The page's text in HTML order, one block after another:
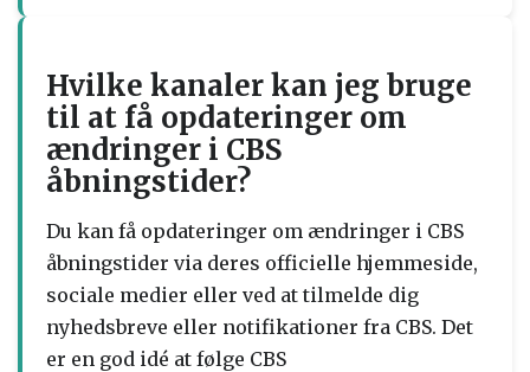
Hvilke kanaler kan jeg bruge
til at få opdateringer om
ændringer i CBS
åbningstider?
Du kan få opdateringer om ændringer i CBS
åbningstider via deres officielle hjemmeside,
sociale medier eller ved at tilmelde dig
nyhedsbreve eller notifikationer fra CBS. Det
er en god idé at følge CBS